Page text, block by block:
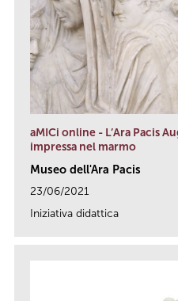
aMICi online - L’Ara Pacis
impressa nel marmo
Museo dell'Ara Pacis
23/06/2021
Iniziativa didattica